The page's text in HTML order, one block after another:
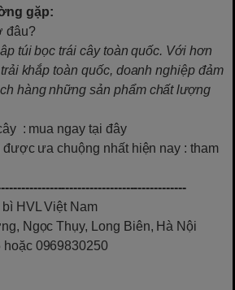
gặp:
đâu?
túi bọc trái cây toàn quốc. Với hơn
khắp toàn quốc, doanh nghiệp đảm
hàng những sản phẩm chất lượng
: mua ngay tại đây
được ưa chuộng nhất hiện nay : tham
HVL Việt Nam
Ngọc Thụy, Long Biên, Hà Nội
hoặc 0969830250